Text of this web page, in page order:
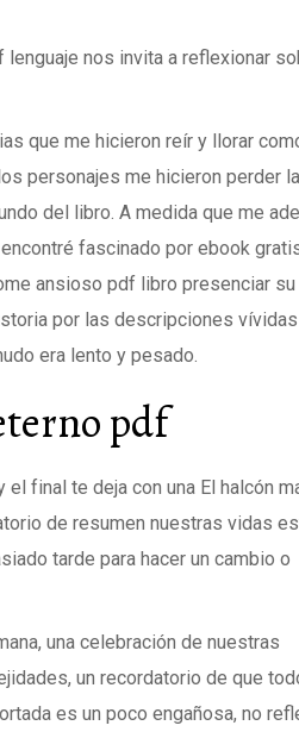
nos invita a reflexionar
que me hicieron reír y llorar
personajes me hicieron perder la
del libro. A medida que me
fascinado por ebook
ansioso pdf libro presenciar su
por las descripciones
era lento y pesado.
pdf
final te deja con una El halcón
de resumen nuestras vidas
tarde para hacer un cambio o
una celebración de nuestras
un recordatorio de que
es un poco engañosa, no